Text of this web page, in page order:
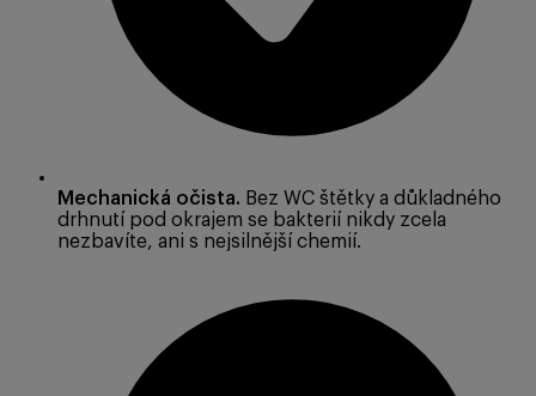
Mechanická očista. Bez WC štětky a důkladného
drhnutí pod okrajem se bakterií nikdy zcela
nezbavíte, ani s nejsilnější chemií.